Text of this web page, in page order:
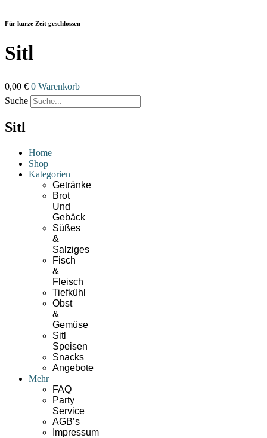
Inhalt
Für kurze Zeit geschlossen
Sitl
0,00 € 0 Warenkorb
Suche
Sitl
Home
Shop
Kategorien
Getränke
Brot
Und
Gebäck
Süßes
&
Salziges
Fisch
&
Fleisch
Tiefkühl
Obst
&
Gemüse
Sitl
Speisen
Snacks
Angebote
Mehr
FAQ
Party
Service
AGB’s
Impressum